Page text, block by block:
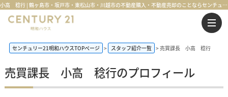
小高 稔行 | 鶴ヶ島市・坂戸市・東松山市・川越市の不動産購入・不動産売却のことならセンチュリー21明和ハウス
センチュリー21明和ハウスTOPページ スタッフ紹介一覧 売買課長 小高 稔行
売買課長 小高 稔行のプロフィール